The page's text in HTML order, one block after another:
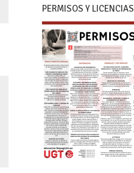
PERMISOS Y LICENCIAS